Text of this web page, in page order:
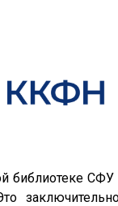
библиотеке